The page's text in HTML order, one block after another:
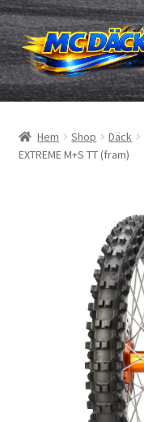
Hoppa
till
navigering
Hoppa
till
innehåll
Däck
Slangar & fälgband
Hem Shop Däck
EXTREME M+S TT (fram)